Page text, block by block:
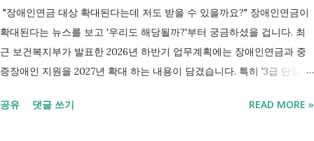
"장애인연금 대상 확대된다는데 저도 받을 수 있을까요?" 장애인연금이
확대된다는 뉴스를 보고 '우리도 해당될까?'부터 궁금하셨을 겁니다. 최
근 보건복지부가 발표한 2026년 하반기 업무계획에는 장애인연금과 중
증장애인 지원을 2027년 확대 하는 내용이 담겼습니다. 특히 '3급 단일장
포함되면서 많은 분들이 관심을 갖고 있습니다. 이번 글에서는 장애인과
공유 댓글 쓰기 READ MORE »